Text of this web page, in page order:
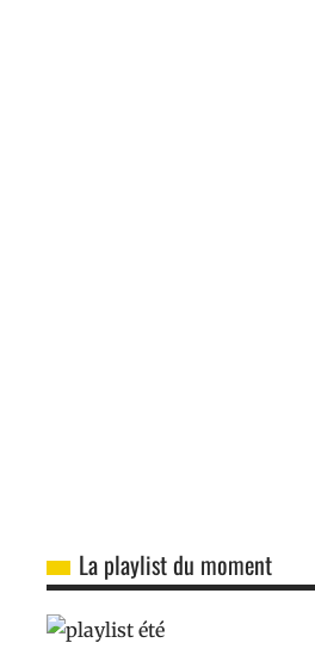
La playlist du moment